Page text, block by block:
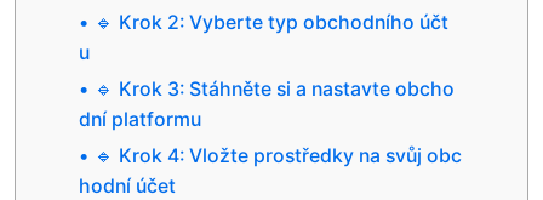
🔹 Krok 2: Vyberte typ obchodního účt
u
🔹 Krok 3: Stáhněte si a nastavte obcho
dní platformu
🔹 Krok 4: Vložte prostředky na svůj obc
hodní účet